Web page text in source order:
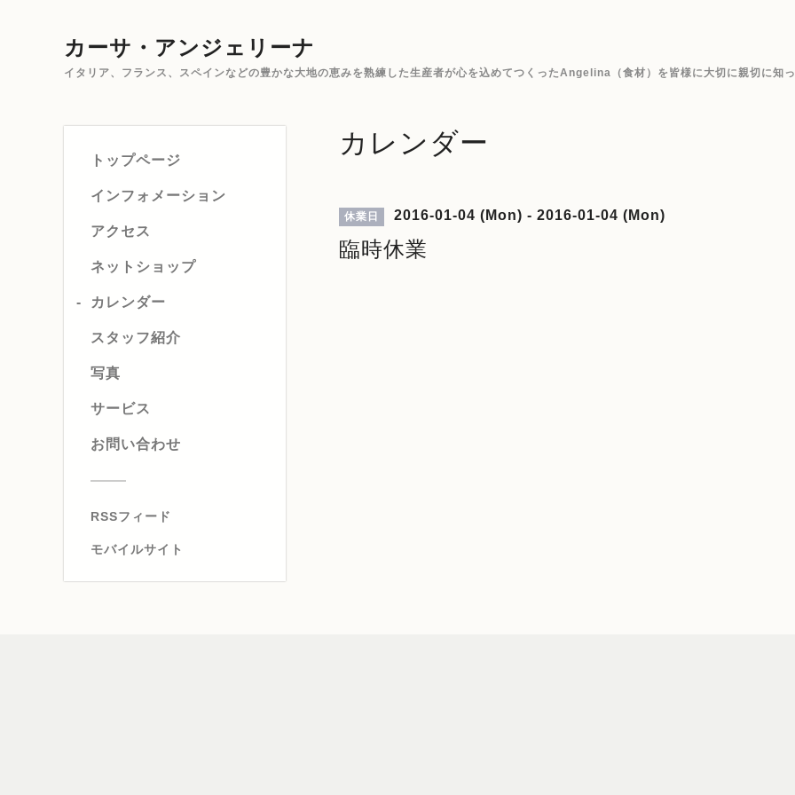
カーサ・アンジェリーナ
イタリア、フランス、スペインなどの豊かな大地の恵みを熟練した生産者が心を込めてつくったAngelina（食材）を皆様に大切に親切に知っ
トップページ
インフォメーション
アクセス
ネットショップ
カレンダー
スタッフ紹介
写真
サービス
お問い合わせ
RSSフィード
モバイルサイト
カレンダー
休業日 2016-01-04 (Mon) - 2016-01-04 (Mon)
臨時休業